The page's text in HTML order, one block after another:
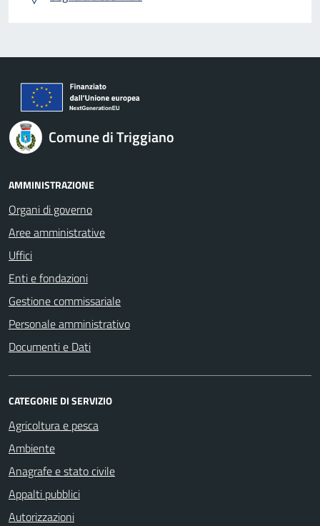
Comune di Triggiano
AMMINISTRAZIONE
Organi di governo
Aree amministrative
Uffici
Enti e fondazioni
Gestione commissariale
Personale amministrativo
Documenti e Dati
CATEGORIE DI SERVIZIO
Agricoltura e pesca
Ambiente
Anagrafe e stato civile
Appalti pubblici
Autorizzazioni